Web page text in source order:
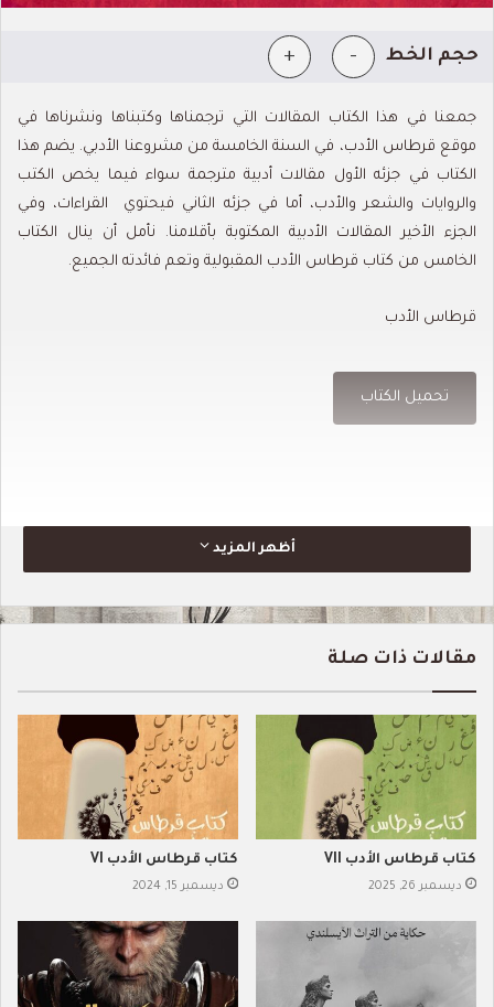
حجم الخط -
+
جمعنا في هذا الكتاب المقالات التي ترجمناها وكتبناها ونشرناها في
موقع قرطاس الأدب، في السنة الخامسة من مشروعنا الأدبي. يضم هذا
الكتاب في جزئه الأول مقالات أدبية مترجمة سواء فيما يخص الكتب
والروايات والشعر والأدب، أما في جزئه الثاني فيحتوي القراءات، وفي
الجزء الأخير المقالات الأدبية المكتوبة بأقلامنا.
نأمل أن ينال الكتاب
الخامس من كتاب قرطاس الأدب المقبولية وتعم فائدته الجميع.
قرطاس الأدب
تحميل الكتاب
أظهر المزيد
مقالات ذات صلة
كتاب قرطاس الأدب VII
ديسمبر 26, 2025
كتاب قرطاس الأدب VI
ديسمبر 15, 2024